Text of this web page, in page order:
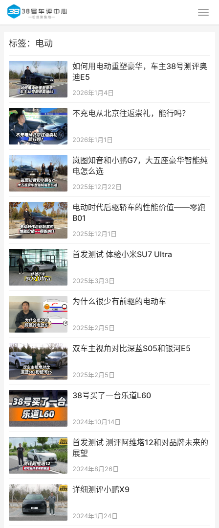
标签：电动
如何用电动重塑豪华，车主38号测评奥
迪E5
2026年1月4日
不充电从北京往返崇礼，能行吗？
2026年1月1日
岚图知音和小鹏G7，大五座豪华智能纯
电怎么选
2025年12月22日
电动时代后驱轿车的性能价值——零跑
B01
2025年12月1日
首发测试 体验小米SU7 Ultra
2025年3月3日
为什么很少有前驱的电动车
2025年2月5日
双车主视角对比深蓝S05和银河E5
2025年2月5日
38号买了一台乐道L60
2024年10月14日
首发测试 测评阿维塔12和对品牌未来的
展望
2024年8月26日
详细测评小鹏X9
2024年1月24日